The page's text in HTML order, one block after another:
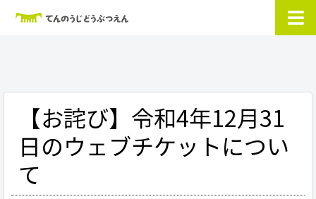
【お詫び】令和4年12月31
日のウェブチケットについ
て